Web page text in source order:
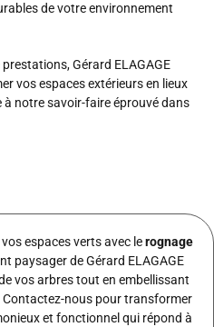
de votre environnement
Gérard ELAGAGE
vos espaces extérieurs en lieux
notre savoir-faire éprouvé dans
espaces verts avec lerognage
paysager de Gérard ELAGAGE
vos arbres tout en embellissant
nous pour transformer
et fonctionnel qui répond à